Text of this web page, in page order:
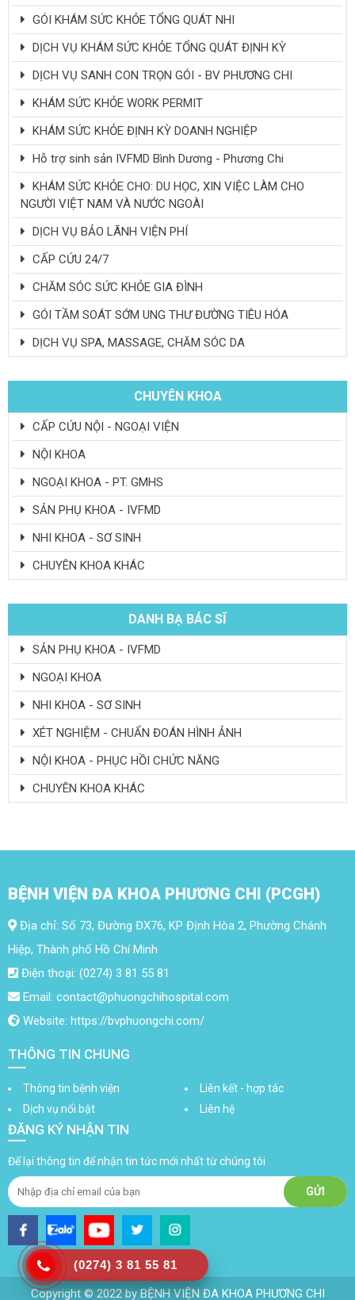
GÓI KHÁM SỨC KHỎE TỔNG QUÁT NHI
DỊCH VỤ KHÁM SỨC KHỎE TỔNG QUÁT ĐỊNH KỲ
DỊCH VỤ SANH CON TRỌN GÓI - BV PHƯƠNG CHI
KHÁM SỨC KHỎE WORK PERMIT
KHÁM SỨC KHỎE ĐỊNH KỲ DOANH NGHIỆP
Hỗ trợ sinh sản IVFMD Bình Dương - Phương Chi
KHÁM SỨC KHỎE CHO: DU HỌC, XIN VIỆC LÀM CHO
NGƯỜI VIỆT NAM VÀ NƯỚC NGOÀI
DỊCH VỤ BẢO LÃNH VIỆN PHÍ
CẤP CỨU 24/7
CHĂM SÓC SỨC KHỎE GIA ĐÌNH
GÓI TẦM SOÁT SỚM UNG THƯ ĐƯỜNG TIÊU HÓA
DỊCH VỤ SPA, MASSAGE, CHĂM SÓC DA
CHUYÊN KHOA
CẤP CỨU NỘI - NGOẠI VIỆN
NỘI KHOA
NGOẠI KHOA - PT. GMHS
SẢN PHỤ KHOA - IVFMD
NHI KHOA - SƠ SINH
CHUYÊN KHOA KHÁC
DANH BẠ BÁC SĨ
SẢN PHỤ KHOA - IVFMD
NGOẠI KHOA
NHI KHOA - SƠ SINH
XÉT NGHIỆM - CHUẨN ĐOÁN HÌNH ẢNH
NỘI KHOA - PHỤC HỒI CHỨC NĂNG
CHUYÊN KHOA KHÁC
BỆNH VIỆN ĐA KHOA PHƯƠNG CHI (PCGH)
Địa chỉ: Số 73, Đường ĐX76, KP Định Hòa 2, Phường Chánh
Hiệp, Thành phố Hồ Chí Minh
Điện thoại: (0274) 3 81 55 81
Email: contact@phuongchihospital.com
Website: https://bvphuongchi.com/
THÔNG TIN CHUNG
Thông tin bệnh viện
Liên kết - hợp tác
Dịch vụ nổi bật
Liên hệ
ĐĂNG KÝ NHẬN TIN
Để lại thông tin để nhận tin tức mới nhất từ chúng tôi
Copyright © 2022 by BỆNH VIỆN ĐA KHOA PHƯƠNG CHI
(0274) 3 81 55 81